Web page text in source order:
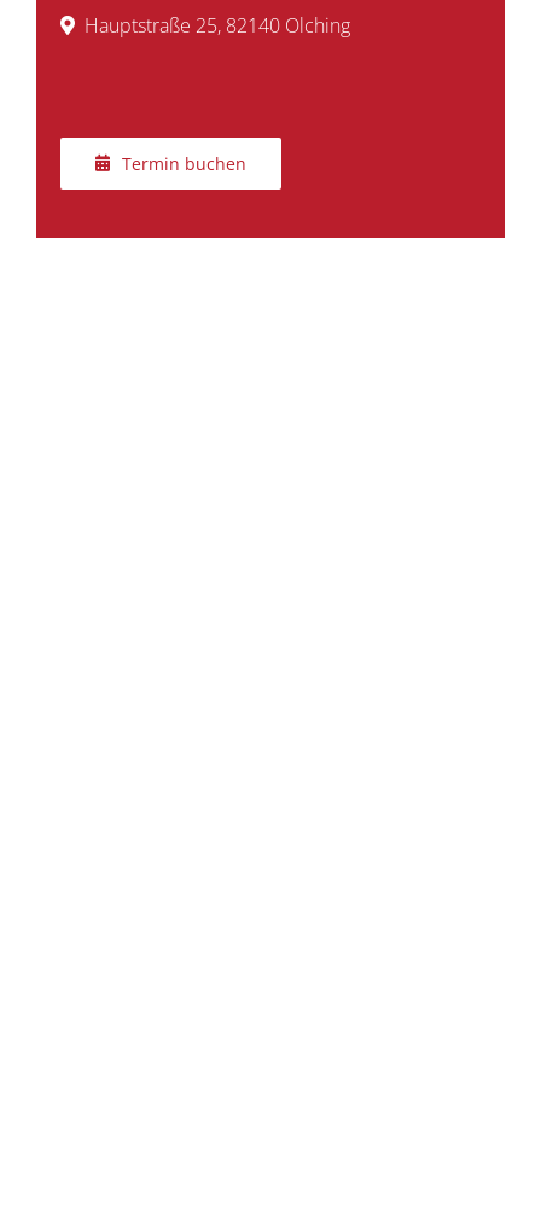
Hauptstraße 25, 82140 Olching
Termin buchen